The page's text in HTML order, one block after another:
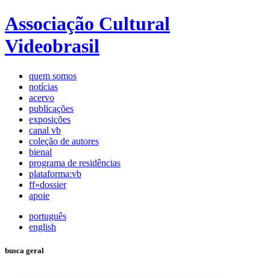
Associação Cultural
Videobrasil
quem somos
notícias
acervo
publicações
exposições
canal vb
coleção de autores
bienal
programa de residências
plataforma:vb
ff»dossier
apoie
português
english
busca geral